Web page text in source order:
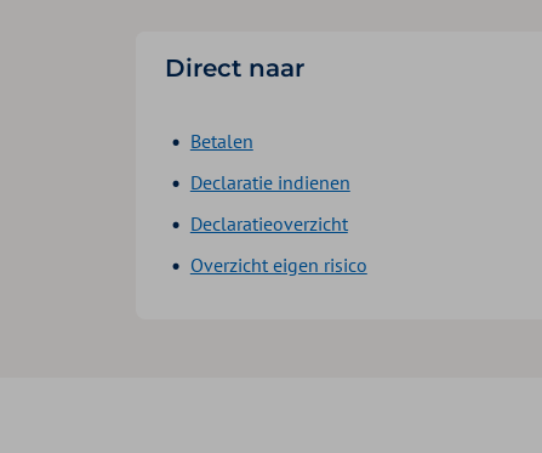
Direct naar
Betalen
Declaratie indienen
Declaratieoverzicht
Overzicht eigen risico